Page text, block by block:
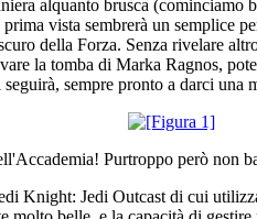
alquanto brusca
vista sembrerà un semplice
della Forza. Senza rivelare
la tomba di Marka Ragnos,
sempre pronto a darci una
Purtroppo però non
Knight: Jedi Outcast di cui